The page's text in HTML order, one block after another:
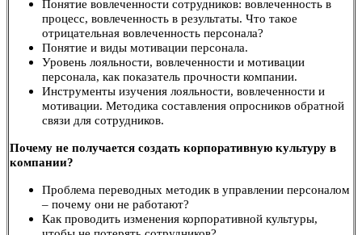
Понятие вовлеченности сотрудников: вовлеченность в
процесс, вовлеченность в результаты. Что такое
отрицательная вовлеченность персонала?
Понятие и виды мотивации персонала.
Уровень лояльности, вовлеченности и мотивации
персонала, как показатель прочности компании.
Инструменты изучения лояльности, вовлеченности и
мотивации. Методика составления опросников обратной
связи для сотрудников.
Почему не получается создать корпоративную культуру в
компании?
Проблема переводных методик в управлении персоналом
– почему они не работают?
Как проводить изменения корпоративной культуры,